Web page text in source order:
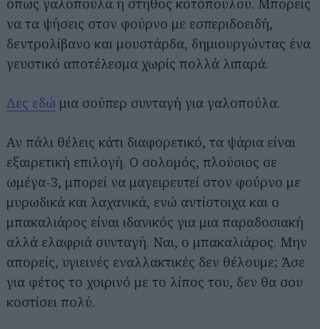
όπως γαλοπούλα ή στήθος κοτόπουλου. Μπορείς
να τα ψήσεις στον φούρνο με εσπεριδοειδή,
δεντρολίβανο και μουστάρδα, δημιουργώντας ένα
γευστικό αποτέλεσμα χωρίς πολλά λιπαρά.
Δες εδώ μια σούπερ συνταγή για γαλοπούλα.
Αν πάλι θέλεις κάτι διαφορετικό, τα ψάρια είναι
εξαιρετική επιλογή. Ο σολομός, πλούσιος σε
ωμέγα-3, μπορεί να μαγειρευτεί στον φούρνο με
μυρωδικά και λαχανικά, ενώ αντίστοιχα και ο
μπακαλιάρος είναι ιδανικός για μια παραδοσιακή
αλλά ελαφριά συνταγή. Ναι, ο μπακαλιάρος. Μην
απορείς, υγιεινές εναλλακτικές δεν θέλουμε; Άσε
για φέτος το χοιρινό με το λίπος του, δεν θα σου
κοστίσει πολύ.